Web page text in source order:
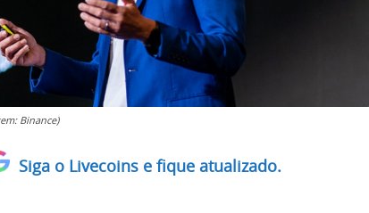
Binance)
Siga o Livecoins e fique atualizado.